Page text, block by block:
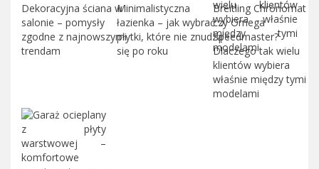
Dekoracyjna ściana w
salonie – pomysły
zgodne z najnowszymi
trendam
Minimalistyczna
łazienka – jak wybrać
płytki, które nie znudzą
się po roku
Breitling Chronomat
czy Omega
Speedmaster?
Dlaczego tak wielu
klientów wybiera
właśnie między tymi
modelami